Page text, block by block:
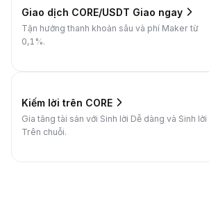
Giao dịch CORE/USDT Giao ngay
Tận hưởng thanh khoản sâu và phí Maker từ
0,1%.
Kiếm lời trên CORE
Gia tăng tài sản với Sinh lời Dễ dàng và Sinh lời
Trên chuỗi.